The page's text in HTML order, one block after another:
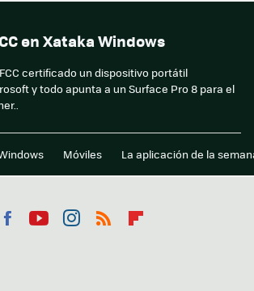
en Xataka Windows
certificado un dispositivo portátil
y todo apunta a un Surface Pro 8 para el
Móviles La aplicación de la